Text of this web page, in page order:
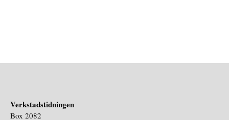
Verkstadstidningen
Box 2082